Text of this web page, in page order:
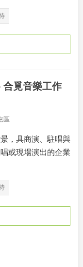
覓音樂工作
區
，具商演、駐唱與
或現場演出的企業